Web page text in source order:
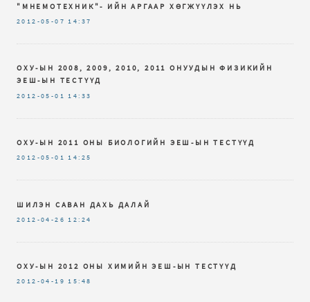
"МНЕМОТЕХНИК"- ИЙН АРГААР ХӨГЖҮҮЛЭХ НЬ
2012-05-07 14:37
ОХУ-ЫН 2008, 2009, 2010, 2011 ОНУУДЫН ФИЗИКИЙН
ЭЕШ-ЫН ТЕСТҮҮД
2012-05-01 14:33
ОХУ-ЫН 2011 ОНЫ БИОЛОГИЙН ЭЕШ-ЫН ТЕСТҮҮД
2012-05-01 14:25
ШИЛЭН САВАН ДАХЬ ДАЛАЙ
2012-04-26 12:24
ОХУ-ЫН 2012 ОНЫ ХИМИЙН ЭЕШ-ЫН ТЕСТҮҮД
2012-04-19 15:48